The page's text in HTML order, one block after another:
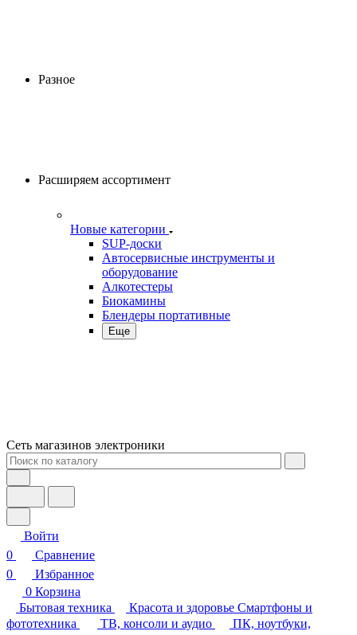
Разное
Расширяем ассортимент
Новые категории
SUP-доски
Автосервисные инструменты и
оборудование
Алкотестеры
Биокамины
Блендеры портативные
Еще
Сеть магазинов электроники
Войти
0
Сравнение
0
Избранное
0 Корзина
Бытовая техника
Красота и здоровье Смартфоны и
фототехника
ТВ, консоли и аудио
ПК, ноутбуки,